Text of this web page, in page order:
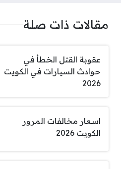
مقالات ذات صلة
عقوبة القتل الخطأ في
حوادث السيارات في الكويت
2026
اسعار مخالفات المرور
الكويت 2026